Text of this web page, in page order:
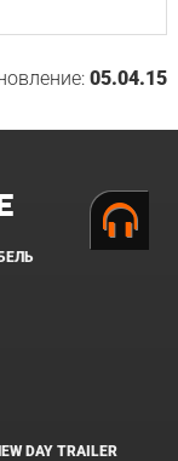
05.04.15
DAY TRAILER